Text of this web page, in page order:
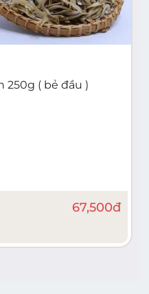
250g ( bẻ đầu )
67,500đ